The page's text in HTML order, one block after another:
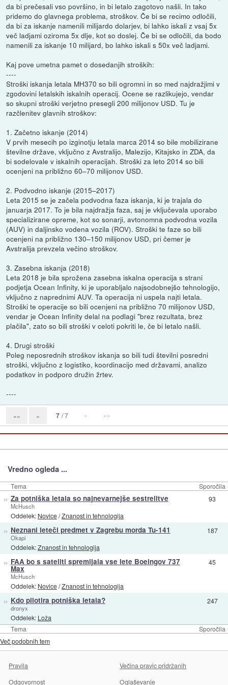
da bi prečesali vso površino, in bi letalo zagotovo našli. In tako
pridemo do glavnega problema, stroškov. Če bi se recimo odločili,
da bi za iskanje namenili milijardo dolarjev, bi lahko iskali z vsaj 5x
več ladjami oziroma 5x dlje, kot so doslej. Če bi se odločili, da bodo
namenili za iskanje 10 milijard, bo lahko iskali s 50x več ladjami.
Kaj pove umetna pamet o dosedanjih stroških:
----
Stroški iskanja letala MH370 so bili ogromni in so med najdražjimi v
zgodovini letalskih iskalnih operacij. Ocene se razlikujejo, vendar
so skupni stroški verjetno presegli 200 milijonov USD. Tu je
razčlenitev glavnih stroškov:
1. Začetno iskanje (2014)
V prvih mesecih po izginotju letala marca 2014 so bile mobilizirane
številne države, vključno z Avstralijo, Malezijo, Kitajsko in ZDA, da
bi sodelovale v iskalnih operacijah. Stroški za leto 2014 so bili
ocenjeni na približno 60–70 milijonov USD.
2. Podvodno iskanje (2015–2017)
Leta 2015 se je začela podvodna faza iskanja, ki je trajala do
januarja 2017. To je bila najdražja faza, saj je vključevala uporabo
specializirane opreme, kot so sonarji, avtonomna podvodna vozila
(AUV) in daljinsko vodena vozila (ROV). Stroški te faze so bili
ocenjeni na približno 130–150 milijonov USD, pri čemer je
Avstralija prevzela večino stroškov.
3. Zasebna iskanja (2018)
Leta 2018 je bila sprožena zasebna iskalna operacija s strani
podjetja Ocean Infinity, ki je uporabljalo najsodobnejšo tehnologijo,
vključno z naprednimi AUV. Ta operacija ni uspela najti letala.
Stroški te operacije so bili ocenjeni na približno 70 milijonov USD,
vendar je Ocean Infinity delal na podlagi "brez rezultata, brez
plačila", zato so bili stroški v celoti pokriti le, če bi letalo našli.
4. Drugi stroški
Poleg neposrednih stroškov iskanja so bili tudi številni posredni
stroški, vključno z logistiko, koordinacijo med državami, analizo
podatkov in podporo družin žrtev.
----
«« « 7 / 7 » »»
Vredno ogleda ...
Tema Sporočila
Tema Sporočila
» Za potniška letala so najnevarnejše sestrelitve
McHusch
Oddelek: Novice/Znanost in tehnologija
93
» Neznani leteči predmet v Zagrebu morda Tu-141
Okapi
Oddelek:Znanost in tehnologija
187
» FAA bo s sateliti spremljala vse lete Boeingov 737
Max
McHusch
Oddelek: Novice/Znanost in tehnologija
45
» Kdo pilotira potniška letala?
dronyx
Oddelek: Loža
247
Več podobnih tem
Pravila
Večina pravic pridržanih
Odgovornost
Oglaševanje